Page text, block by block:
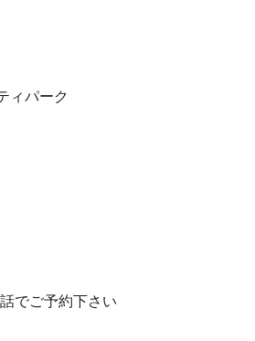
ィパーク
でご予約下さい